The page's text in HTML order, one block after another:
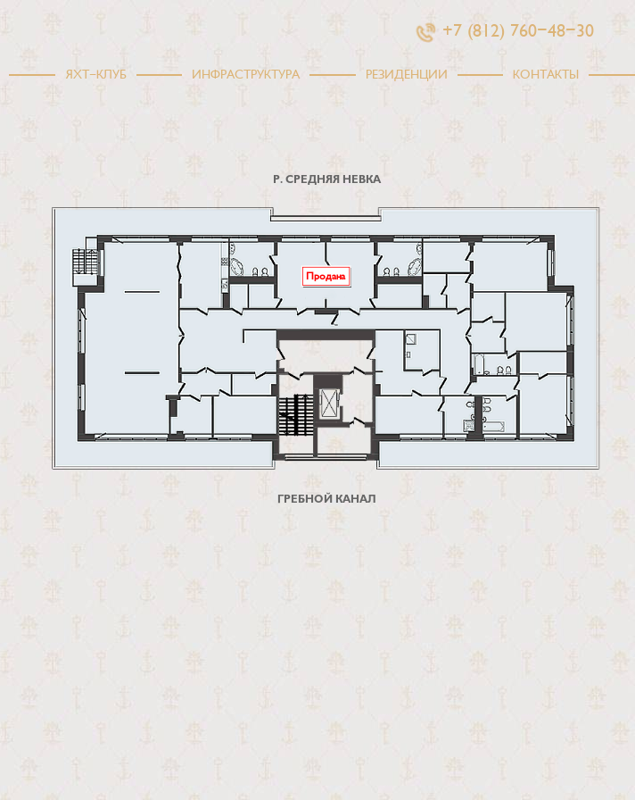
ЯХТ-КЛУБ ИНФРАСТРУКТУРА РЕЗИДЕНЦИИ КОНТАКТЫ
+7 (812) 760-48-30
Р. СРЕДНЯЯ НЕВКА
Продана
ГРЕБНОЙ КАНАЛ